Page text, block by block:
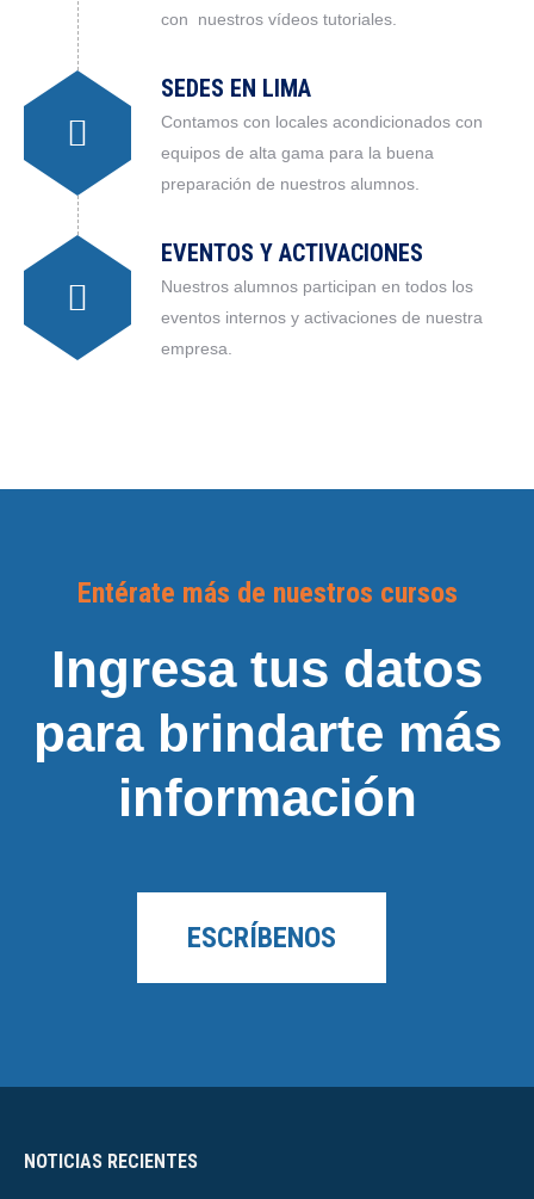
con nuestros vídeos tutoriales.
SEDES EN LIMA
Contamos con locales acondicionados con
equipos de alta gama para la buena
preparación de nuestros alumnos.
EVENTOS Y ACTIVACIONES
Nuestros alumnos participan en todos los
eventos internos y activaciones de nuestra
empresa.
Entérate más de nuestros cursos
Ingresa tus datos
para brindarte más
información
ESCRÍBENOS
NOTICIAS RECIENTES